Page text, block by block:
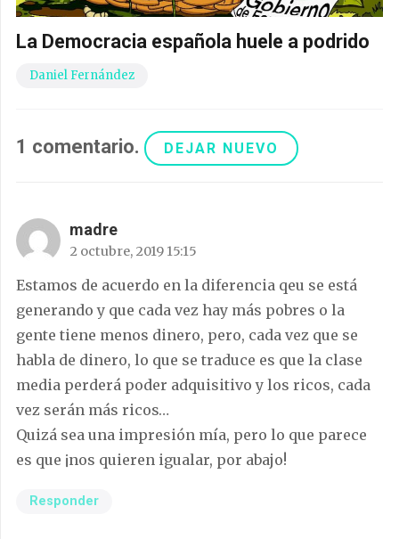
La Democracia española huele a podrido
Daniel Fernández
1 comentario. DEJAR NUEVO
madre
2 octubre, 2019 15:15
Estamos de acuerdo en la diferencia qeu se está
generando y que cada vez hay más pobres o la
gente tiene menos dinero, pero, cada vez que se
habla de dinero, lo que se traduce es que la clase
media perderá poder adquisitivo y los ricos, cada
vez serán más ricos…
Quizá sea una impresión mía, pero lo que parece
es que ¡nos quieren igualar, por abajo!
Responder